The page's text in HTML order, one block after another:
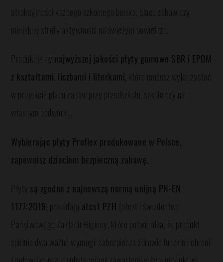
atrakcyjności każdego szkolnego boiska, placu zabaw czy
miejskiej strefy aktywności na świeżym powietrzu.
Produkujemy najwyższej jakości płyty gumowe SBR i EPDM
z kształtami, liczbami i literkami, które możesz wykorzystać
w projekcie placu zabaw przy przedszkolu, szkole czy na
własnym podwórku.
Wybierając płyty Proflex produkowane w Polsce,
zapewnisz dzieciom bezpieczną zabawę.
Płyty są zgodne z najnowszą normą unijną PN-EN
1177:2019 , posiadają atest PZH
(atest i świadectwo
Państwowego Zakładu Higieny, które potwierdza, że produkt
spełnia dwa ważne wymogi: zabezpiecza zdrowie ludzkie i chroni